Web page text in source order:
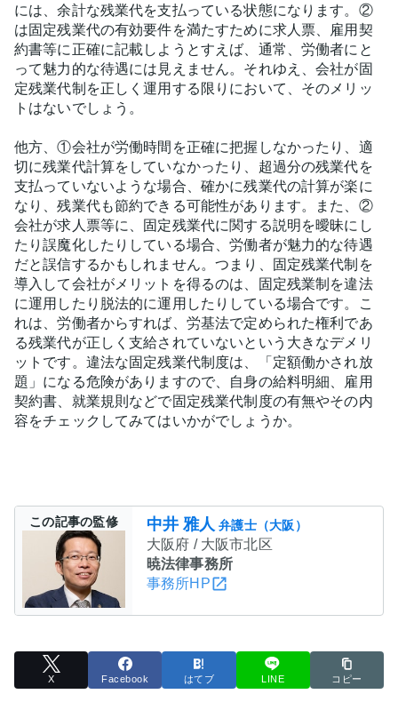
には、余計な残業代を支払っている状態になります。②
は固定残業代の有効要件を満たすために求人票、雇用契
約書等に正確に記載しようとすえば、通常、労働者にと
って魅力的な待遇には見えません。それゆえ、会社が固
定残業代制を正しく運用する限りにおいて、そのメリッ
トはないでしょう。
他方、①会社が労働時間を正確に把握しなかったり、適
切に残業代計算をしていなかったり、超過分の残業代を
支払っていないような場合、確かに残業代の計算が楽に
なり、残業代も節約できる可能性があります。また、②
会社が求人票等に、固定残業代に関する説明を曖昧にし
たり誤魔化したりしている場合、労働者が魅力的な待遇
だと誤信するかもしれません。つまり、固定残業代制を
導入して会社がメリットを得るのは、固定残業制を違法
に運用したり脱法的に運用したりしている場合です。こ
れは、労働者からすれば、労基法で定められた権利であ
る残業代が正しく支給されていないという大きなデメリ
ットです。違法な固定残業代制度は、「定額働かされ放
題」になる危険がありますので、自身の給料明細、雇用
契約書、就業規則などで固定残業代制度の有無やその内
容をチェックしてみてはいかがでしょうか。
この記事の監修 中井 雅人 弁護士（大阪）
大阪府 / 大阪市北区
暁法律事務所
事務所HP
X Facebook はてブ LINE コピー